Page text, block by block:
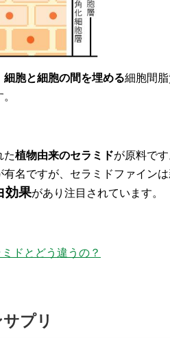
細胞と細胞の間を埋める細胞間
た植物由来のセラミドが原料で
名ですが、セラミドファイン
効果があり注目されています。
ドとどう違うの？
プリ